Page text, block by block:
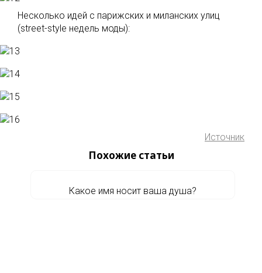
Несколько идей с парижских и миланских улиц
(street-style недель моды):
Источник
Похожие статьи
Какое имя носит ваша душа?